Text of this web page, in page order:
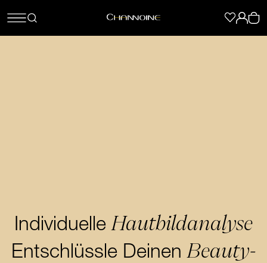
IndividuelleHautbildanalyse
Entschlüssle DeinenBeauty-